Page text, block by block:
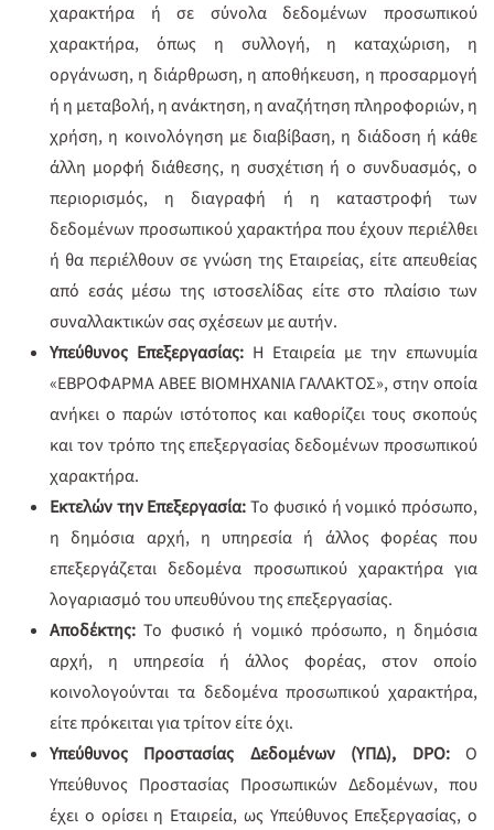
χαρακτήρα ή σε σύνολα δεδομένων προσωπικού
χαρακτήρα, όπως η συλλογή, η καταχώριση, η
οργάνωση, η διάρθρωση, η αποθήκευση, η προσαρμογή
ή η μεταβολή, η ανάκτηση, η αναζήτηση πληροφοριών, η
χρήση, η κοινολόγηση με διαβίβαση, η διάδοση ή κάθε
άλλη μορφή διάθεσης, η συσχέτιση ή ο συνδυασμός, ο
περιορισμός, η διαγραφή ή η καταστροφή των
δεδομένων προσωπικού χαρακτήρα που έχουν περιέλθει
ή θα περιέλθουν σε γνώση της Εταιρείας, είτε απευθείας
από εσάς μέσω της ιστοσελίδας είτε στο πλαίσιο των
συναλλακτικών σας σχέσεων με αυτήν.
Υπεύθυνος Επεξεργασίας: Η Εταιρεία με την επωνυμία
«ΕΒΡΟΦΑΡΜΑ ΑΒΕΕ ΒΙΟΜΗΧΑΝΙΑ ΓΑΛΑΚΤΟΣ», στην οποία
ανήκει ο παρών ιστότοπος και καθορίζει τους σκοπούς
και τον τρόπο της επεξεργασίας δεδομένων προσωπικού
χαρακτήρα.
Εκτελών την Επεξεργασία:Το φυσικό ή νομικό πρόσωπο,
η δημόσια αρχή, η υπηρεσία ή άλλος φορέας που
επεξεργάζεται δεδομένα προσωπικού χαρακτήρα για
λογαριασμό του υπευθύνου της επεξεργασίας.
Αποδέκτης:Το φυσικό ή νομικό πρόσωπο, η δημόσια
αρχή, η υπηρεσία ή άλλος φορέας, στον οποίο
κοινολογούνται τα δεδομένα προσωπικού χαρακτήρα,
είτε πρόκειται για τρίτον είτε όχι.
Υπεύθυνος Προστασίας Δεδομένων (ΥΠΔ), DPO:Ο
Υπεύθυνος Προστασίας Προσωπικών Δεδομένων, που
έχει ο ορίσει η Εταιρεία, ως Υπεύθυνος Επεξεργασίας, ο